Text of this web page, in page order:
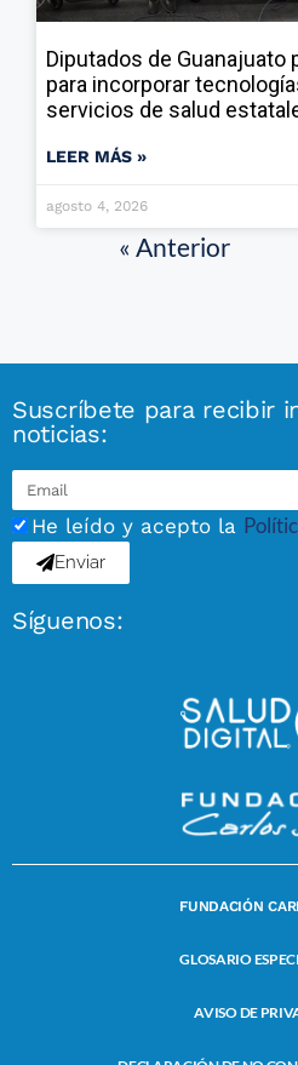
Diputados de Guanajuato
para incorporar
servicios de salud
LEER MÁS »
agosto 4, 2026
« Anterior
Suscríbete para recibir
noticias:
He leído y acepto la
Enviar
Síguenos:
FUNDACIÓN
GLOSARIO
AVISO DE